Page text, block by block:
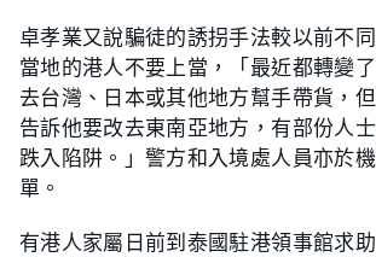
卓孝業又說騙徒的誘拐手法較以前不
當地的港人不要上當，「最近都轉變
去台灣、日本或其他地方幫手帶貨，
告訴他要改去東南亞地方，有部份人
跌入陷阱。」警方和入境處人員亦於
單。
有港人家屬日前到泰國駐港領事館求